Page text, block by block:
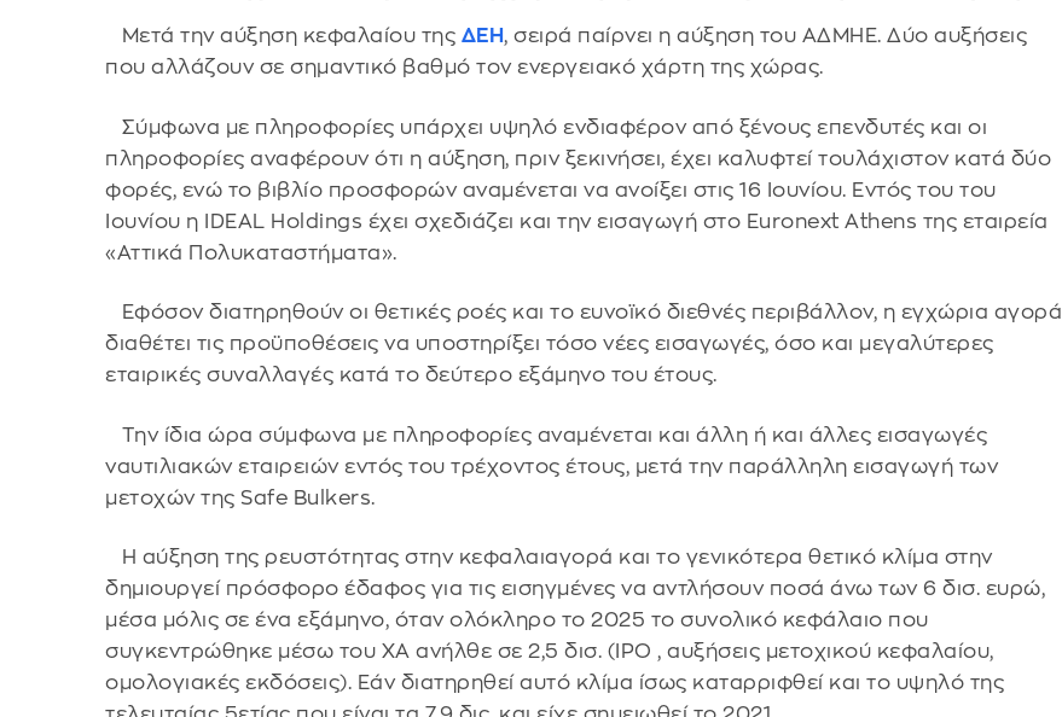
Μετά την αύξηση κεφαλαίου της ΔΕΗ , σειρά παίρνει η αύξηση του ΑΔΜΗΕ. Δύο αυξήσεις
που αλλάζουν σε σημαντικό βαθμό τον ενεργειακό χάρτη της χώρας.
Σύμφωνα με πληροφορίες υπάρχει υψηλό ενδιαφέρον από ξένους επενδυτές και οι
πληροφορίες αναφέρουν ότι η αύξηση, πριν ξεκινήσει, έχει καλυφτεί τουλάχιστον κατά δύο
φορές, ενώ το βιβλίο προσφορών αναμένεται να ανοίξει στις 16 Ιουνίου. Εντός του του
Ιουνίου η IDEAL Holdings έχει σχεδιάζει και την εισαγωγή στο Euronext Athens της εταιρεία
«Αττικά Πολυκαταστήματα».
Εφόσον διατηρηθούν οι θετικές ροές και το ευνοϊκό διεθνές περιβάλλον, η εγχώρια αγορά
διαθέτει τις προϋποθέσεις να υποστηρίξει τόσο νέες εισαγωγές, όσο και μεγαλύτερες
εταιρικές συναλλαγές κατά το δεύτερο εξάμηνο του έτους.
Την ίδια ώρα σύμφωνα με πληροφορίες αναμένεται και άλλη ή και άλλες εισαγωγές
ναυτιλιακών εταιρειών εντός του τρέχοντος έτους, μετά την παράλληλη εισαγωγή των
μετοχών της Safe Bulkers.
Η αύξηση της ρευστότητας στην κεφαλαιαγορά και το γενικότερα θετικό κλίμα στην
δημιουργεί πρόσφορο έδαφος για τις εισηγμένες να αντλήσουν ποσά άνω των 6 δισ. ευρώ,
μέσα μόλις σε ένα εξάμηνο, όταν ολόκληρο το 2025 το συνολικό κεφάλαιο που
συγκεντρώθηκε μέσω του ΧΑ ανήλθε σε 2,5 δισ. (IPO , αυξήσεις μετοχικού κεφαλαίου,
ομολογιακές εκδόσεις). Εάν διατηρηθεί αυτό κλίμα ίσως καταρριφθεί και το υψηλό της